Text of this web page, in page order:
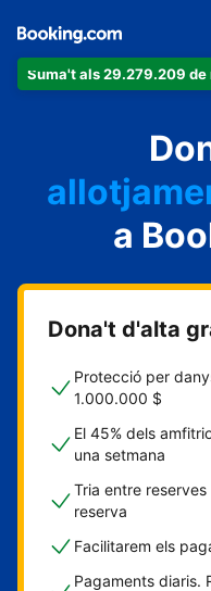
Suma't als 29.279.209
un
una
a
Dona't d'alta
Protecció per
1.000.000 $
El 45% dels
una setmana
Tria entre reserves
reserva
Facilitarem els
Pagaments diaris.